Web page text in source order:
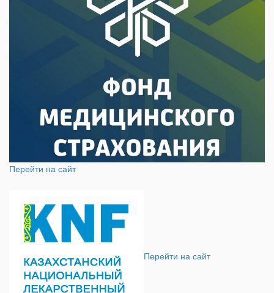
Перейти на сайт
Перейти на сайт